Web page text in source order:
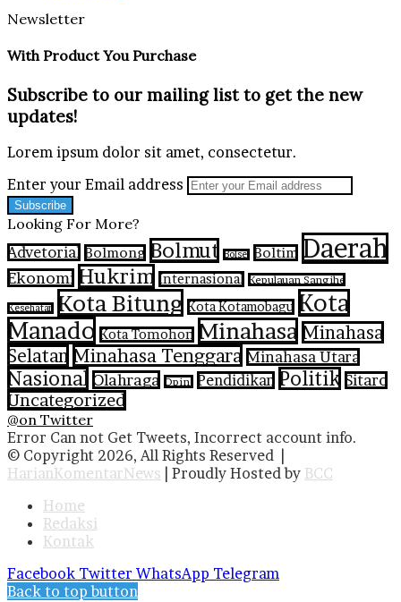
Newsletter
With Product You Purchase
Subscribe to our mailing list to get the new
updates!
Lorem ipsum dolor sit amet, consectetur.
Enter your Email address
Looking For More?
Advetorial Bolmong Bolmut Bolsel Boltim Daerah
Ekonomi Hukrim Internasional Kepulauan Sangihe
Kesehatan Kota Bitung Kota Kotamobagu Kota
Manado Kota Tomohon Minahasa Minahasa
Selatan Minahasa Tenggara Minahasa Utara
Nasional Olahraga Opini Pendidikan Politik Sitaro
Uncategorized
@on Twitter
Error Can not Get Tweets, Incorrect account info.
© Copyright 2026, All Rights Reserved |
HarianKomentarNews | Proudly Hosted by BCC
Home
Redaksi
Kontak
Facebook Twitter WhatsApp Telegram
Back to top button